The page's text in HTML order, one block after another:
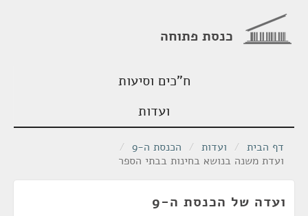
כנסת פתוחה
ח"כים וסיעות
ועדות
דף הבית / ועדות / הכנסת ה-9
/
ועדת משנה בנושא בחינות בבתי הספר
ועדה של הכנסת ה-9